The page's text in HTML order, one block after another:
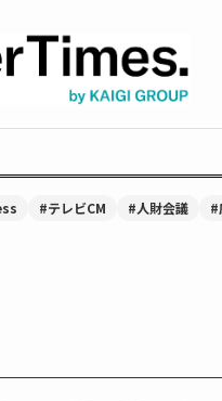
#テレビCM #人財会議 #